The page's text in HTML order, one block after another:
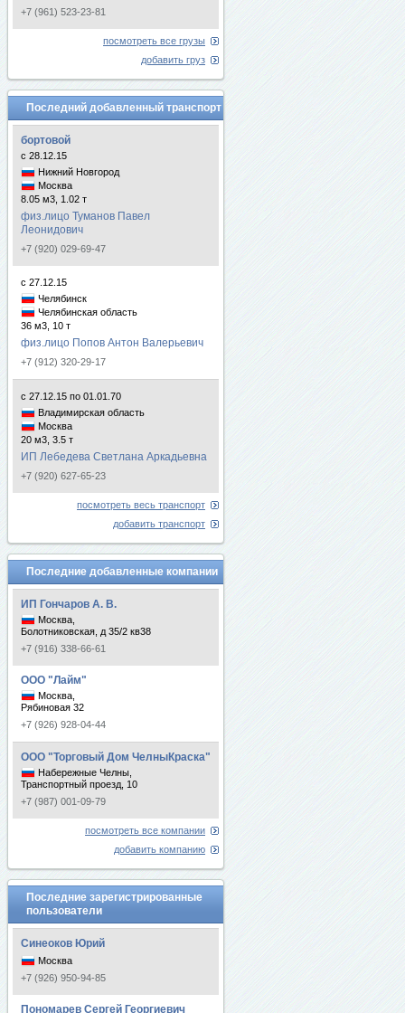
+7 (961) 523-23-81
посмотреть все грузы
добавить груз
Последний добавленный транспорт
бортовой
с 28.12.15
Нижний Новгород
Москва
8.05 м3, 1.02 т
физ.лицо Туманов Павел
Леонидович
+7 (920) 029-69-47
с 27.12.15
Челябинск
Челябинская область
36 м3, 10 т
физ.лицо Попов Антон Валерьевич
+7 (912) 320-29-17
с 27.12.15 по 01.01.70
Владимирская область
Москва
20 м3, 3.5 т
ИП Лебедева Светлана Аркадьевна
+7 (920) 627-65-23
посмотреть весь транспорт
добавить транспорт
Последние добавленные компании
ИП Гончаров А. В.
Москва,
Болотниковская, д 35/2 кв38
+7 (916) 338-66-61
ООО "Лайм"
Москва,
Рябиновая 32
+7 (926) 928-04-44
ООО "Торговый Дом ЧелныКраска"
Набережные Челны,
Транспортный проезд, 10
+7 (987) 001-09-79
посмотреть все компании
добавить компанию
Последние зарегистрированные
пользователи
Синеоков Юрий
Москва
+7 (926) 950-94-85
Пономарев Сергей Георгиевич